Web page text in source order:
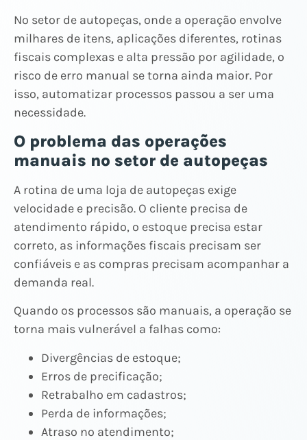
No setor de autopeças, onde a operação envolve
milhares de itens, aplicações diferentes, rotinas
fiscais complexas e alta pressão por agilidade, o
risco de erro manual se torna ainda maior. Por
isso, automatizar processos passou a ser uma
necessidade.
O problema das operações
manuais no setor de autopeças
A rotina de uma loja de autopeças exige
velocidade e precisão. O cliente precisa de
atendimento rápido, o estoque precisa estar
correto, as informações fiscais precisam ser
confiáveis e as compras precisam acompanhar a
demanda real.
Quando os processos são manuais, a operação se
torna mais vulnerável a falhas como:
Divergências de estoque;
Erros de precificação;
Retrabalho em cadastros;
Perda de informações;
Atraso no atendimento;